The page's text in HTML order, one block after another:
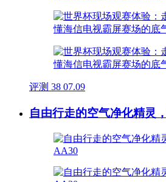
评测 38 07.09
自由行走的空气净化精灵